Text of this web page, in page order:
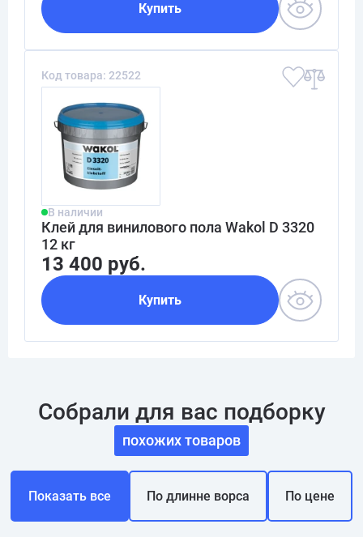
Купить
Код товара: 22522
В наличии
Клей для винилового пола Wakol D 3320
12 кг
13 400 руб.
Купить
Собрали для вас подборку
похожих товаров
Показать все По длинне ворса По цене